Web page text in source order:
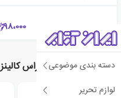
دسته بندی موضوعی
لوازم تحریر
98،000
نویسندگان مرتبط با راس کالینز